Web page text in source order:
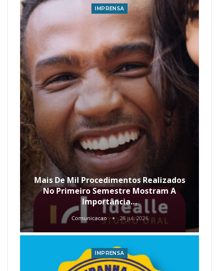
IMPRENSA
Mais De Mil Procedimentos Realizados
No Primeiro Semestre Mostram A
Importância…
Comunicacao 28 jul, 2026
IMPRENSA